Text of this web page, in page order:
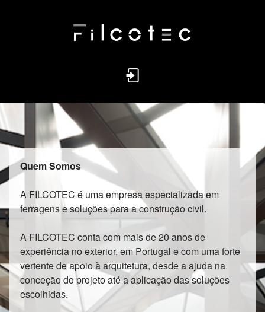
Quem Somos
A FILCOTEC é uma empresa especializada em
ferragens e soluções para a construção civil.
A FILCOTEC conta com mais de 20 anos de
experiência no exterior, em Portugal e com uma forte
vertente de apoio à arquitetura, desde a ajuda na
conceção do projeto até a aplicação das soluções
escolhidas.